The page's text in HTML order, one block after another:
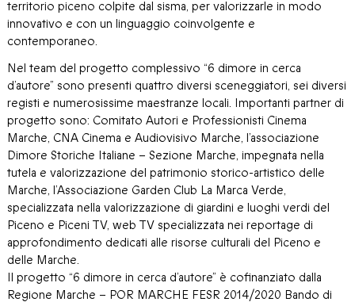
territorio piceno colpite dal sisma, per valorizzarle in modo
innovativo e con un linguaggio coinvolgente e
contemporaneo.
Nel team del progetto complessivo “6 dimore in cerca
d’autore” sono presenti quattro diversi sceneggiatori, sei diversi
registi e numerosissime maestranze locali. Importanti partner di
progetto sono: Comitato Autori e Professionisti Cinema
Marche, CNA Cinema e Audiovisivo Marche, l’associazione
Dimore Storiche Italiane – Sezione Marche, impegnata nella
tutela e valorizzazione del patrimonio storico-artistico delle
Marche, l’Associazione Garden Club La Marca Verde,
specializzata nella valorizzazione di giardini e luoghi verdi del
Piceno e Piceni TV, web TV specializzata nei reportage di
approfondimento dedicati alle risorse culturali del Piceno e
delle Marche.
Il progetto “6 dimore in cerca d’autore” è cofinanziato dalla
Regione Marche – POR MARCHE FESR 2014/2020 Bando di